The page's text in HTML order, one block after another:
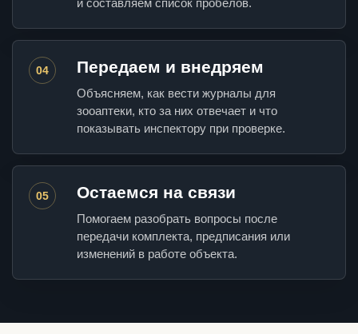
и составляем список пробелов.
04 Передаем и внедряем
Объясняем, как вести журналы для
зооаптеки, кто за них отвечает и что
показывать инспектору при проверке.
05 Остаемся на связи
Помогаем разобрать вопросы после
передачи комплекта, предписания или
изменений в работе объекта.